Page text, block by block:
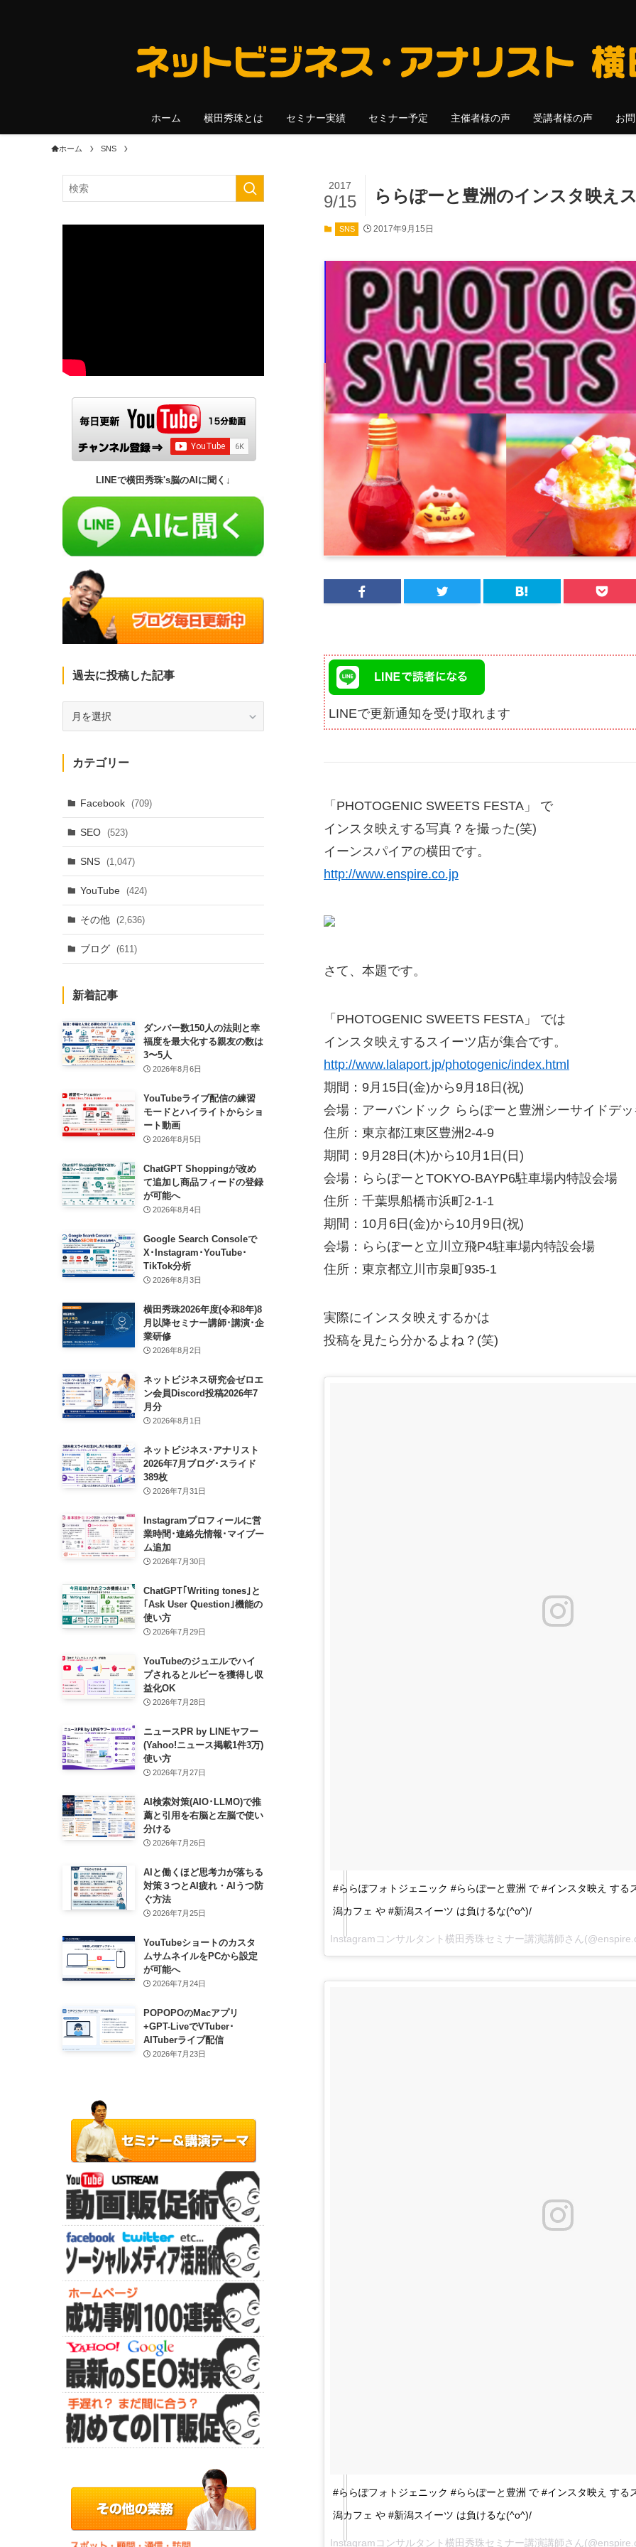
ホーム 横田秀珠とは セミナー実績 セミナー予定 主催者様の声 受講者様の声 お
ホーム SNS
ららぽーと豊洲のインスタ映え
2017
9/15
SNS 2017年9月15日
LINEで更新通知を受け取れます
「PHOTOGENIC SWEETS FESTA」 で
インスタ映えする写真？を撮った(笑)
イーンスパイアの横田です。
http://www.enspire.co.jp
さて、本題です。
「PHOTOGENIC SWEETS FESTA」 では
インスタ映えするスイーツ店が集合です。
http://www.lalaport.jp/photogenic/index.html
期間：9月15日(金)から9月18日(祝)
会場：アーバンドック ららぽーと豊洲シーサイドデ
住所：東京都江東区豊洲2-4-9
期間：9月28日(木)から10月1日(日)
会場：ららぽーとTOKYO-BAYP6駐車場内特設会場
住所：千葉県船橋市浜町2-1-1
期間：10月6日(金)から10月9日(祝)
会場：ららぽーと立川立飛P4駐車場内特設会場
住所：東京都立川市泉町935-1
実際にインスタ映えするかは
投稿を見たら分かるよね？(笑)
#ららぽフォトジェニック #ららぽーと豊洲 で #インスタ映え する
潟カフェ や #新潟スイーツ は負けるな(^o^)/
Instagramコンサルタント横田秀珠セミナー講演講師さん
#ららぽフォトジェニック #ららぽーと豊洲 で #インスタ映え する
潟カフェ や #新潟スイーツ は負けるな(^o^)/
Instagramコンサルタント横田秀珠セミナー講演講師さん
LINEで横田秀珠's脳のAIに聞く↓
過去に投稿した記事
投
稿
た
記
事
カテゴリー
Facebook (709)
SEO (523)
SNS (1,047)
YouTube (424)
その他 (2,636)
ブログ (611)
新着記事
ダンバー数150人の法則と幸
福度を最大化する親友の数は
3〜5人
2026年8月6日
YouTubeライブ配信の練習
モードとハイライトからショ
ート動画
2026年8月5日
ChatGPT Shoppingが改め
て追加し商品フィードの登録
が可能へ
2026年8月4日
Google Search Consoleで
X･Instagram･YouTube･
TikTok分析
2026年8月3日
横田秀珠2026年度(令和8年)8
月以降セミナー講師･講演･企
業研修
2026年8月2日
ネットビジネス研究会ゼロエ
ン会員Discord投稿2026年7
月分
2026年8月1日
ネットビジネス･アナリスト
2026年7月ブログ･スライド
389枚
2026年7月31日
Instagramプロフィールに営
業時間･連絡先情報･マイブー
ム追加
2026年7月30日
ChatGPT｢Writing tones｣と
｢Ask User Question｣機能の
使い方
2026年7月29日
YouTubeのジュエルでハイ
プされるとルビーを獲得し収
益化OK
2026年7月28日
ニュースPR by LINEヤフー
(Yahoo!ニュース掲載1件3万)
使い方
2026年7月27日
AI検索対策(AIO･LLMO)で推
薦と引用を右脳と左脳で使い
分ける
2026年7月26日
AIと働くほど思考力が落ちる
対策３つとAI疲れ・AIうつ防
ぐ方法
2026年7月25日
YouTubeショートのカスタ
ムサムネイルをPCから設定
が可能へ
2026年7月24日
POPOPOのMacアプリ
+GPT-LiveでVTuber･
AITuberライブ配信
2026年7月23日